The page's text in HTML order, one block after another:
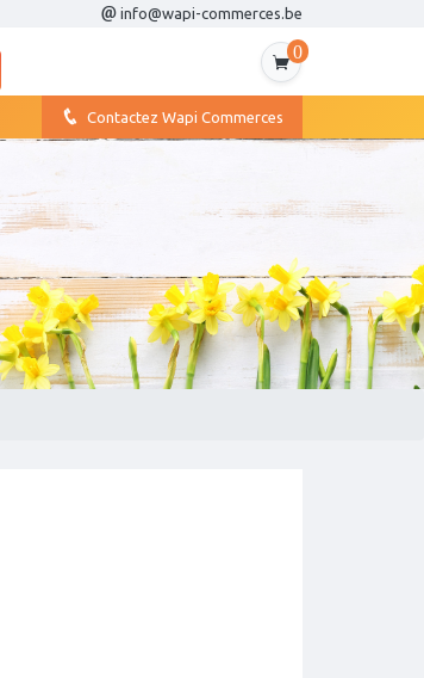
info@wapi-commerces.be
0
Contactez Wapi Commerces